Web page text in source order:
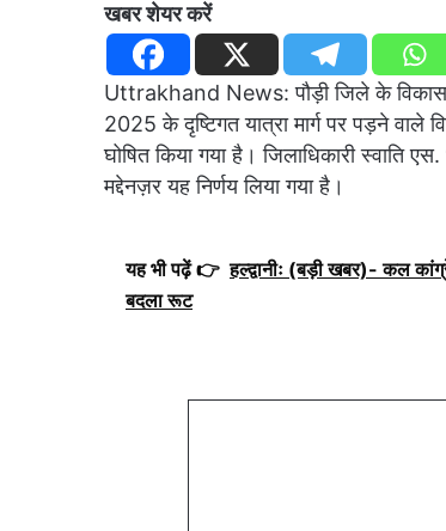
खबर शेयर करें
Uttrakhand News: पौड़ी जिले के
2025 के दृष्टिगत यात्रा मार्ग पर पड़ने
घोषित किया गया है। जिलाधिकारी स्वाति
मद्देनज़र यह निर्णय लिया गया है।
यह भी पढ़ें 👉 हल्द्वानीः (बड़ी खबर)- कल
बदला रूट